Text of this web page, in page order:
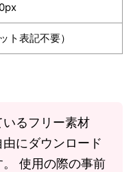
ト表記不要）
るフリー素材
にダウンロード
。 使用の際の事前